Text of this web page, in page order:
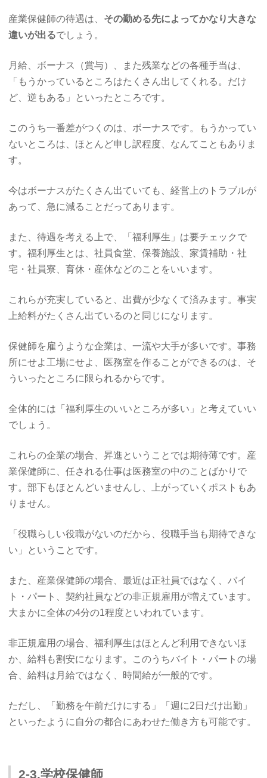
産業保健師の待遇は、 その勤める先によってかなり大きな
違いが出るでしょう。
月給、ボーナス（賞与）、また残業などの各種手当は、
「もうかっているところはたくさん出してくれる。だけ
ど、逆もある」といったところです。
このうち一番差がつくのは、ボーナスです。もうかってい
ないところは、ほとんど申し訳程度、なんてこともありま
す。
今はボーナスがたくさん出ていても、経営上のトラブルが
あって、急に減ることだってあります。
また、待遇を考える上で、「福利厚生」は要チェックで
す。福利厚生とは、社員食堂、保養施設、家賃補助・社
宅・社員寮、育休・産休などのことをいいます。
これらが充実していると、出費が少なくて済みます。事実
上給料がたくさん出ているのと同じになります。
保健師を雇うような企業は、一流や大手が多いです。事務
所にせよ工場にせよ、医務室を作ることができるのは、そ
ういったところに限られるからです。
全体的には「福利厚生のいいところが多い」と考えていい
でしょう。
これらの企業の場合、昇進ということでは期待薄です。産
業保健師に、任される仕事は医務室の中のことばかりで
す。部下もほとんどいませんし、上がっていくポストもあ
りません。
「役職らしい役職がないのだから、役職手当も期待できな
い」ということです。
また、産業保健師の場合、最近は正社員ではなく、バイ
ト・パート、契約社員などの非正規雇用が増えています。
大まかに全体の4分の1程度といわれています。
非正規雇用の場合、福利厚生はほとんど利用できないほ
か、給料も割安になります。このうちバイト・パートの場
合、給料は月給ではなく、時間給が一般的です。
ただし、「勤務を午前だけにする」「週に2日だけ出勤」
といったように自分の都合にあわせた働き方も可能です。
2-3.学校保健師